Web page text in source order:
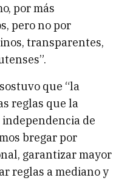
por más
pero no por
transparentes,
que “la
reglas que la
de
bregar por
garantizar mayor
reglas a mediano y